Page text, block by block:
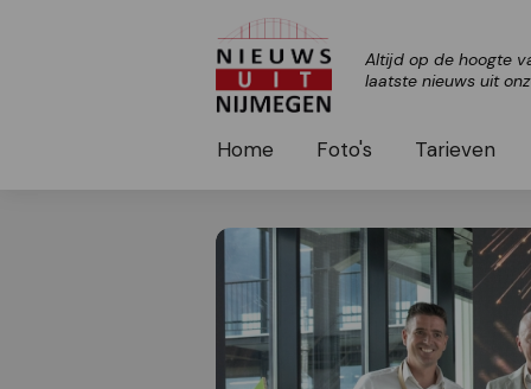
Altijd op de hoogte
laatste nieuws uit
Home Foto's Tarieven